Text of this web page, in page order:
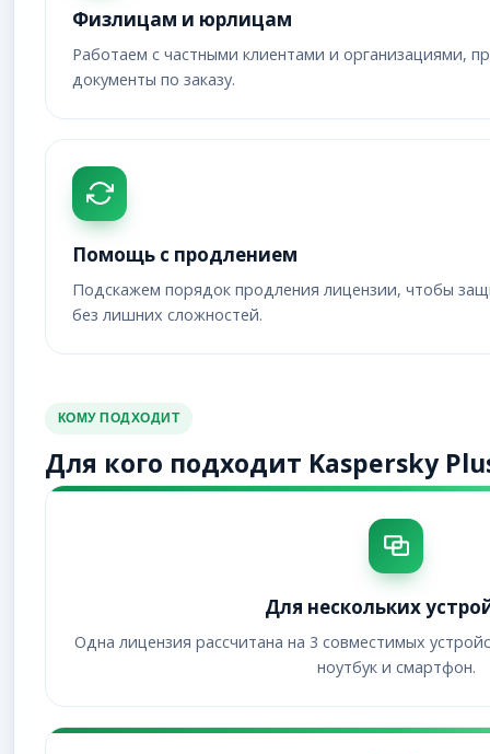
Физлицам и юрлицам
Работаем с частными клиентами и организациями,
документы по заказу.
Помощь с продлением
Подскажем порядок продления лицензии, чтобы
без лишних сложностей.
КОМУ ПОДХОДИТ
Для кого подходит Kaspersky
Для нескольких
Одна лицензия рассчитана на 3 совместимых
ноутбук и смартфон.